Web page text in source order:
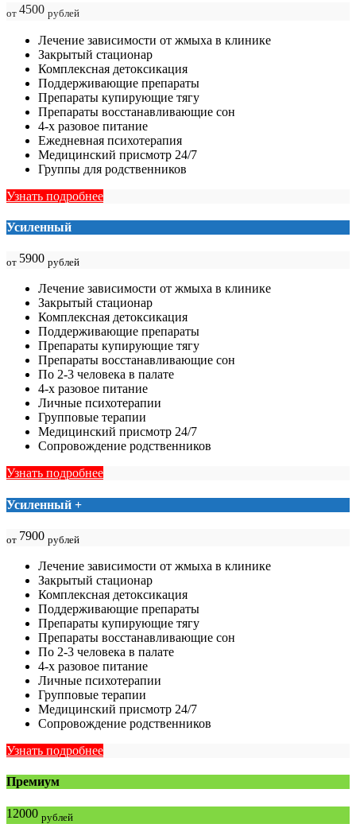
от 4500 рублей
Лечение зависимости от жмыха в клинике
Закрытый стационар
Комплексная детоксикация
Поддерживающие препараты
Препараты купирующие тягу
Препараты восстанавливающие сон
4-х разовое питание
Ежедневная психотерапия
Медицинский присмотр 24/7
Группы для родственников
Узнать подробнее
Усиленный
от 5900 рублей
Лечение зависимости от жмыха в клинике
Закрытый стационар
Комплексная детоксикация
Поддерживающие препараты
Препараты купирующие тягу
Препараты восстанавливающие сон
По 2-3 человека в палате
4-х разовое питание
Личные психотерапии
Групповые терапии
Медицинский присмотр 24/7
Сопровождение родственников
Узнать подробнее
Усиленный +
от 7900 рублей
Лечение зависимости от жмыха в клинике
Закрытый стационар
Комплексная детоксикация
Поддерживающие препараты
Препараты купирующие тягу
Препараты восстанавливающие сон
По 2-3 человека в палате
4-х разовое питание
Личные психотерапии
Групповые терапии
Медицинский присмотр 24/7
Сопровождение родственников
Узнать подробнее
Премиум
12000 рублей